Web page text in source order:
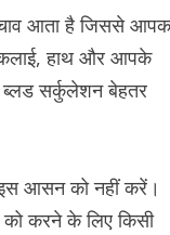
आता है जिससे
कलाई, हाथ और आपके
सर्कुलेशन बेहतर
आसन को नहीं करें।
करने के लिए किसी